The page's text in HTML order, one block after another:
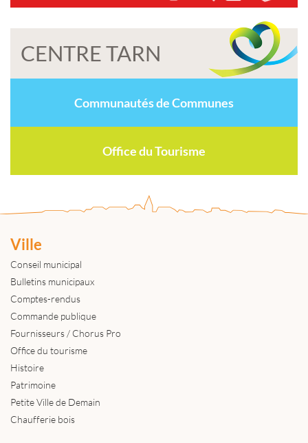
CENTRE TARN
Communautés de Communes
Office du Tourisme
Ville
Conseil municipal
Bulletins municipaux
Comptes-rendus
Commande publique
Fournisseurs / Chorus Pro
Office du tourisme
Histoire
Patrimoine
Petite Ville de Demain
Chaufferie bois